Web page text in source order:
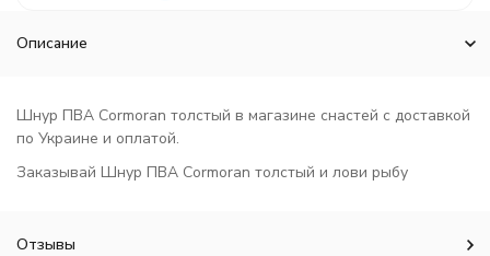
Описание
Шнур ПВА Cormoran толстый в магазине снастей с доставкой
по Украине и оплатой.
Заказывай Шнур ПВА Cormoran толстый и лови рыбу
Отзывы